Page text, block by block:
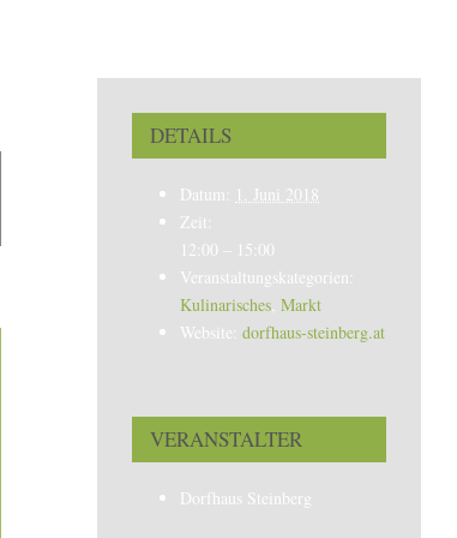
DETAILS
Datum:
1. Juni 2018
Zeit:
12:00 – 15:00
Veranstaltungskategorien:
Kulinarisches, Markt
Website: dorfhaus-steinberg.at
VERANSTALTER
Dorfhaus Steinberg